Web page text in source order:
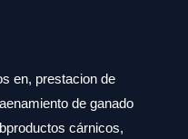
en, prestacion de
de ganado
cárnicos,